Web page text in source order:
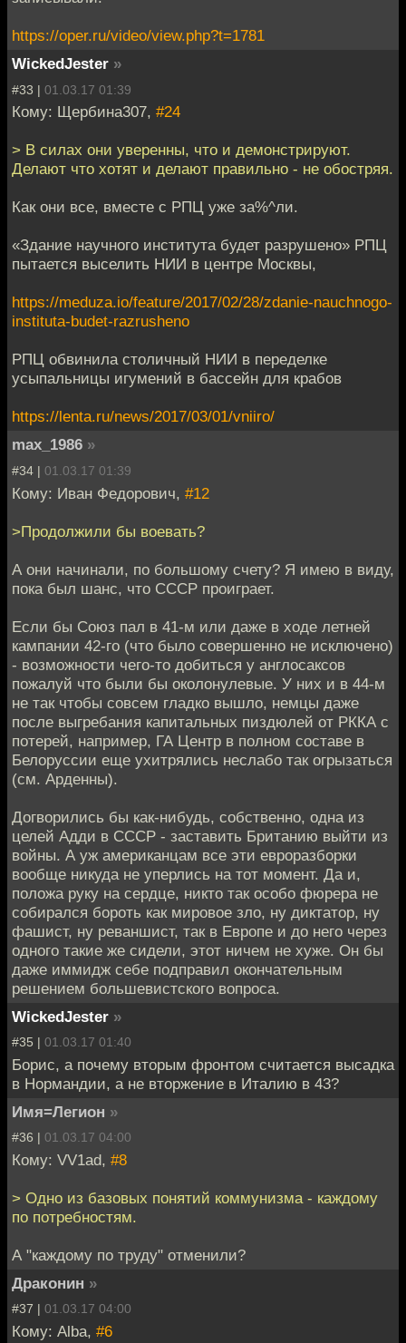
https://oper.ru/video/view.php?t=1781
WickedJester »
#33 | 01.03.17 01:39
Кому: Щербина307, #24
> В силах они уверенны, что и демонстрируют.
Делают что хотят и делают правильно - не обостряя.
Как они все, вместе с РПЦ уже за%^ли.
«Здание научного института будет разрушено» РПЦ
пытается выселить НИИ в центре Москвы,
https://meduza.io/feature/2017/02/28/zdanie-nauchnogo-
instituta-budet-razrusheno
РПЦ обвинила столичный НИИ в переделке
усыпальницы игумений в бассейн для крабов
https://lenta.ru/news/2017/03/01/vniiro/
max_1986 »
#34 | 01.03.17 01:39
Кому: Иван Федорович, #12
>Продолжили бы воевать?
А они начинали, по большому счету? Я имею в виду,
пока был шанс, что СССР проиграет.
Если бы Союз пал в 41-м или даже в ходе летней
кампании 42-го (что было совершенно не исключено)
- возможности чего-то добиться у англосаксов
пожалуй что были бы околонулевые. У них и в 44-м
не так чтобы совсем гладко вышло, немцы даже
после выгребания капитальных пиздюлей от РККА с
потерей, например, ГА Центр в полном составе в
Белоруссии еще ухитрялись неслабо так огрызаться
(см. Арденны).
Догворились бы как-нибудь, собственно, одна из
целей Адди в СССР - заставить Британию выйти из
войны. А уж американцам все эти евроразборки
вообще никуда не уперлись на тот момент. Да и,
положа руку на сердце, никто так особо фюрера не
собирался бороть как мировое зло, ну диктатор, ну
фашист, ну реваншист, так в Европе и до него через
одного такие же сидели, этот ничем не хуже. Он бы
даже иммидж себе подправил окончательным
решением большевистского вопроса.
WickedJester »
#35 | 01.03.17 01:40
Борис, а почему вторым фронтом считается высадка
в Нормандии, а не вторжение в Италию в 43?
Имя=Легион »
#36 | 01.03.17 04:00
Кому: VV1ad, #8
> Одно из базовых понятий коммунизма - каждому
по потребностям.
А "каждому по труду" отменили?
Драконин »
#37 | 01.03.17 04:00
Кому: Alba, #6